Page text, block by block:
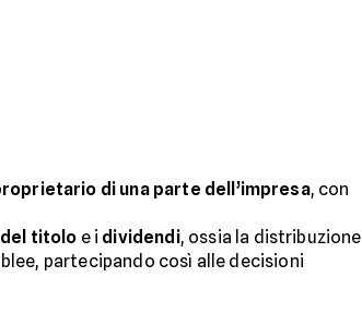
di una parte dell’impresa, con
titolo e i dividendi, ossia la distribuzione
partecipando così alle decisioni